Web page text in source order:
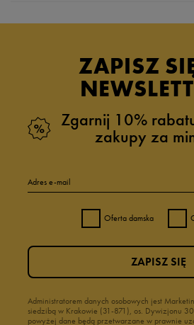
5.0
zebranych i
4
1
ZAPISZ
Zgarnij 10%
zakupy za
Adres e-mail
Oferta damska
Administratorem danych osobowych jest
siedzibą w Krakowie (31-871), os. Dywizjonu
powyżej dane będą przetwarzane w prawnie
ZAPISZ SIĘ